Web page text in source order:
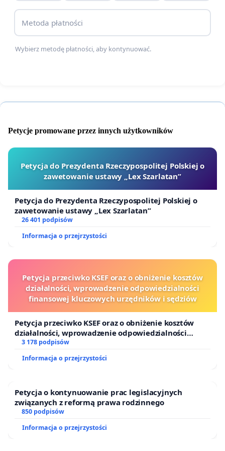
dokumentu. Jest to szczególnie dotkliwe dla
kandydatów, którzy zdali egzamin odpowiednio
wcześnie, ale nie mają wpływu na tempo wydania
certyfikatu.
jedynie umożliwiać udział w rekrutacji do czasu
Takie rozwiązanie byłoby sprawiedliwe,
proporcjonalne i zgodne z celem przepisów:
potwierdzeniem rzeczywistej znajomości języka
polskiego, a nie karaniem kandydatów za
Apelujemy do Ministerstwa Nauki i Szkolnictwa
Metoda płatności
Wybierz metodę płatności, aby kontynuować.
Petycje promowane przez innych użytkowników
Petycja do Prezydenta Rzeczypospolitej Polskiej o
zawetowanie ustawy „Lex Szarlatan”
Petycja do Prezydenta Rzeczypospolitej Polskiej o
zawetowanie ustawy „Lex Szarlatan”
26 401 podpisów
Informacja o przejrzystości
Petycja przeciwko KSEF oraz o obniżenie kosztów
działalności, wprowadzenie odpowiedzialności
finansowej kluczowych urzędników i sędziów
Petycja przeciwko KSEF oraz o obniżenie kosztów
działalności, wprowadzenie odpowiedzialności
finansowej kluczowych urzędników i sędziów
3 178 podpisów
Informacja o przejrzystości
Petycja o kontynuowanie prac legislacyjnych
związanych z reformą prawa rodzinnego
850 podpisów
Informacja o przejrzystości